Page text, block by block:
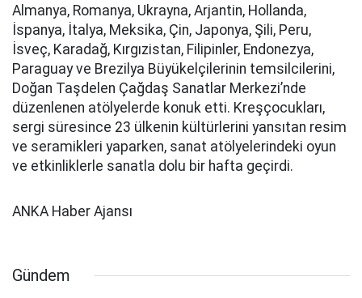
Almanya, Romanya, Ukrayna, Arjantin, Hollanda,
İspanya, İtalya, Meksika, Çin, Japonya, Şili, Peru,
İsveç, Karadağ, Kırgızistan, Filipinler, Endonezya,
Paraguay ve Brezilya Büyükelçilerinin temsilcilerini,
Doğan Taşdelen Çağdaş Sanatlar Merkezi’nde
düzenlenen atölyelerde konuk etti. Kreşçocukları,
sergi süresince 23 ülkenin kültürlerini yansıtan resim
ve seramikleri yaparken, sanat atölyelerindeki oyun
ve etkinliklerle sanatla dolu bir hafta geçirdi.
ANKA Haber Ajansı
Gündem